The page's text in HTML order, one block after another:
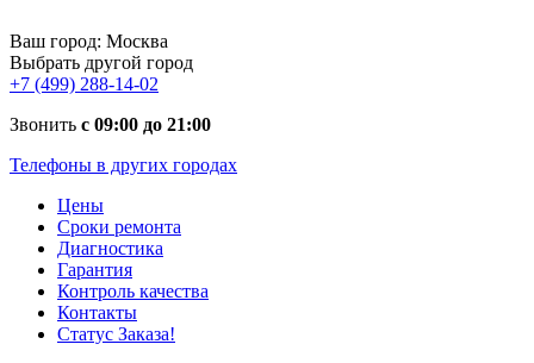
Ваш город: Москва
Выбрать другой город
+7 (499) 288-14-02
Звонить с 09:00 до 21:00
Телефоны в других городах
Цены
Сроки ремонта
Диагностика
Гарантия
Контроль качества
Контакты
Статус Заказа!